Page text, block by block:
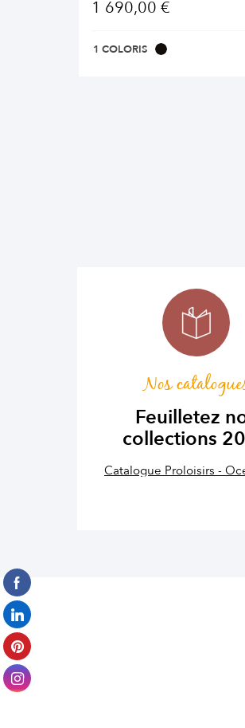
1 690,00 €
1 COLORIS
Nos
Feuilletez
collections
Catalogue Proloisirs -